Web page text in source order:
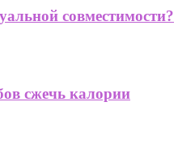
совместимости?
сжечь калории